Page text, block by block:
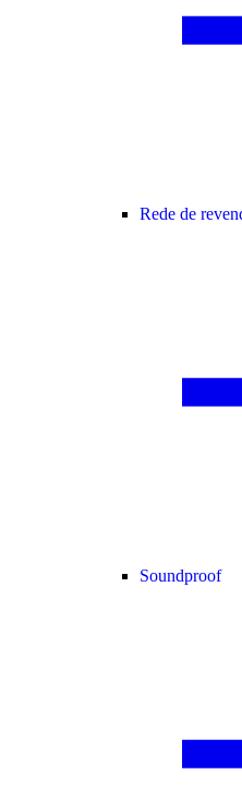
Rede de
Soundproof